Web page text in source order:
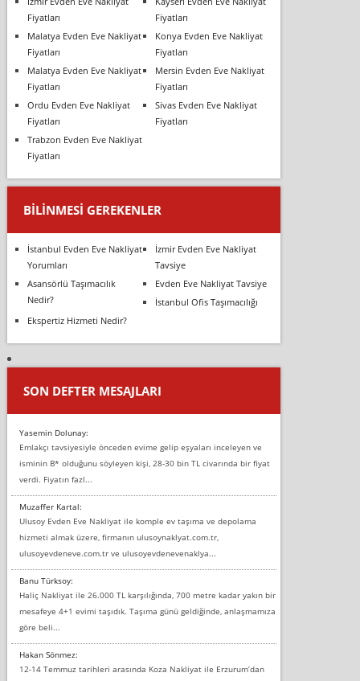
Fiyatları
Fiyatları
Malatya Evden Eve Nakliyat
Fiyatları
Konya Evden Eve Nakliyat
Fiyatları
Malatya Evden Eve Nakliyat
Fiyatları
Mersin Evden Eve Nakliyat
Fiyatları
Ordu Evden Eve Nakliyat
Fiyatları
Sivas Evden Eve Nakliyat
Fiyatları
Trabzon Evden Eve Nakliyat
Fiyatları
BILINMESI GEREKENLER
İstanbul Evden Eve Nakliyat
Yorumları
İzmir Evden Eve Nakliyat
Tavsiye
Asansörlü Taşımacılık
Nedir?
Evden Eve Nakliyat Tavsiye
İstanbul Ofis Taşımacılığı
Ekspertiz Hizmeti Nedir?
SON DEFTER MESAJLARI
Yasemin Dolunay:
Emlakçı tavsiyesiyle önceden evime gelip eşyaları inceleyen ve
isminin B* olduğunu söyleyen kişi, 28-30 bin TL civarında bir fiyat
verdi. Fiyatın fazl...
Muzaffer Kartal:
Ulusoy Evden Eve Nakliyat ile komple ev taşıma ve depolama
hizmeti almak üzere, firmanın ulusoynaklyat.com.tr,
ulusoyevdeneve.com.tr ve ulusoyevdenevenaklya...
Banu Türksoy:
Haliç Nakliyat ile 26.000 TL karşılığında, 700 metre kadar yakın bir
mesafeye 4+1 evimi taşıdık. Taşıma günü geldiğinde, anlaşmamıza
göre beli...
Hakan Sönmez:
12-14 Temmuz tarihleri arasında Koza Nakliyat ile Erzurum’dan